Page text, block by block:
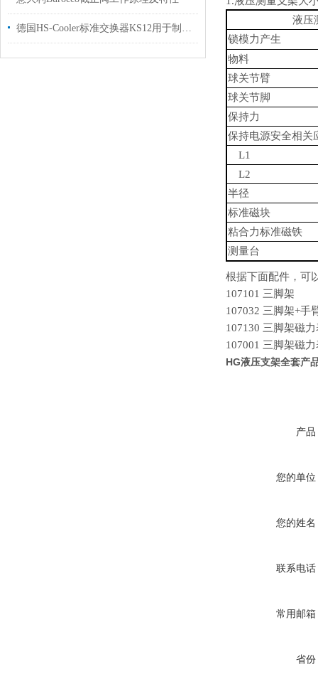
德国HS-Cooler标准交换器KS12用于制冷设备中压缩机的减温器和过热器
液压
锁模力产生
物料
球关节臂
球关节脚
保持力
保持电源安全相关
L1
L2
半径
标准磁块
粘合力标准磁铁
测量台
根据下面配件，可
107101 三脚架
107032 三脚架+手
107130 三脚架磁
107001 三脚架磁
HG液压支架全套产
产品
您的单位
您的姓名
联系电话
常用邮箱
省份